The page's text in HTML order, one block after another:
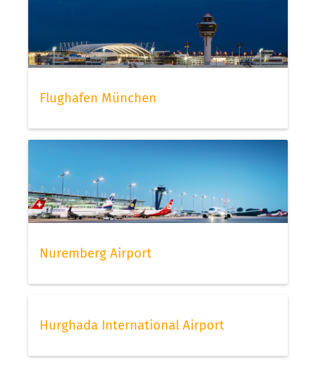
Flughafen München
Nuremberg Airport
Hurghada International Airport